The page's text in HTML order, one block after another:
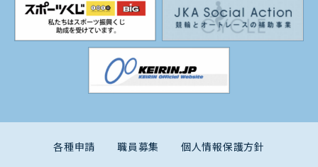
各種申請 職員募集 個人情報保護方針